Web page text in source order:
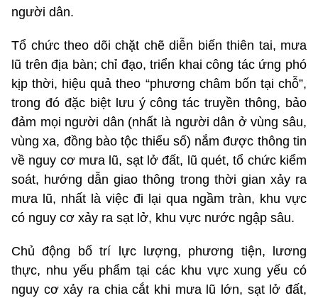
người dân.
Tổ chức theo dõi chặt chẽ diễn biến thiên tai, mưa
lũ trên địa bàn; chỉ đạo, triển khai công tác ứng phó
kịp thời, hiệu quả theo “phương châm bốn tại chỗ”,
trong đó đặc biệt lưu ý công tác truyền thông, bảo
đảm mọi người dân (nhất là người dân ở vùng sâu,
vùng xa, đồng bào tộc thiểu số) nắm được thông tin
về nguy cơ mưa lũ, sạt lở đất, lũ quét, tổ chức kiểm
soát, hướng dẫn giao thông trong thời gian xảy ra
mưa lũ, nhất là việc đi lại qua ngầm tràn, khu vực
có nguy cơ xảy ra sạt lở, khu vực nước ngập sâu.
Chủ động bố trí lực lượng, phương tiện, lương
thực, nhu yếu phẩm tại các khu vực xung yếu có
nguy cơ xảy ra chia cắt khi mưa lũ lớn, sạt lở đất,